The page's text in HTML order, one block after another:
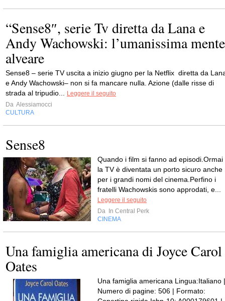
“Sense8″, serie Tv diretta da Lana e
Andy Wachowski: l’umanissima mente
alveare
Sense8 – serie TV uscita a inizio giugno per la Netflix diretta da
e Andy Wachowski– non si fa mancare nulla. Azione (dalle risse di
strada al tripudio...
Leggere il seguito
Da Alessiamocci
CULTURA
Sense8
Quando i film si fanno ad episodi.Ormai
la TV è diventata un porto sicuro anche
per i grandi nomi del cinema.Perfino i
fratelli Wachowskis sono approdati, e...
Leggere il seguito
Da
In Central Perk
CINEMA
Una famiglia americana di Joyce Carol
Oates
Una famiglia americana Lingua:Italiano |
Numero di pagine: 506 | Formato: